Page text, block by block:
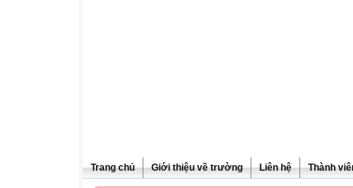
Trang chủ Giới thiệu về trường Liên hệ Thành